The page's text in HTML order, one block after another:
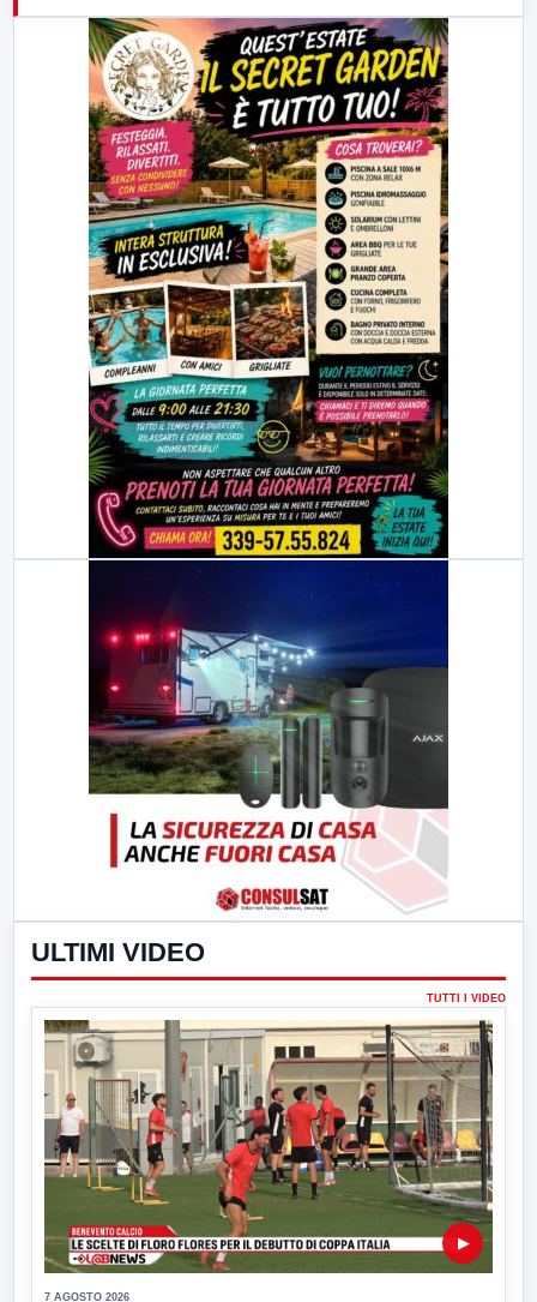
LabNews (replica)
ULTIMI VIDEO
TUTTI I VIDEO
▶
7 AGOSTO 2026